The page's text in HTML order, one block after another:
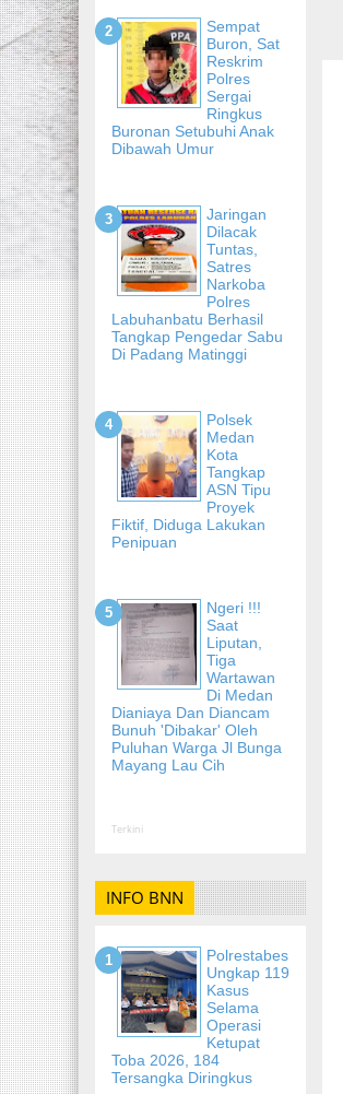
Sempat
Buron, Sat
Reskrim
Polres
Sergai
Ringkus
Buronan Setubuhi Anak
Dibawah Umur
Jaringan
Dilacak
Tuntas,
Satres
Narkoba
Polres
Labuhanbatu Berhasil
Tangkap Pengedar Sabu
Di Padang Matinggi
Polsek
Medan
Kota
Tangkap
ASN Tipu
Proyek
Fiktif, Diduga Lakukan
Penipuan
Ngeri !!!
Saat
Liputan,
Tiga
Wartawan
Di Medan
Dianiaya Dan Diancam
Bunuh 'Dibakar' Oleh
Puluhan Warga Jl Bunga
Mayang Lau Cih
Terkini
INFO BNN
Polrestabes
Ungkap 119
Kasus
Selama
Operasi
Ketupat
Toba 2026, 184
Tersangka Diringkus